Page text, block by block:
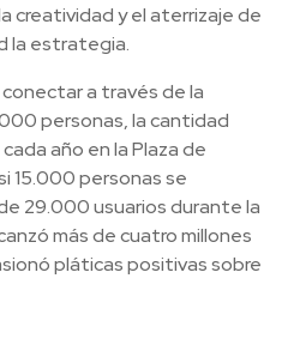
creatividad y el aterrizaje de
la estrategia.
a través de la
personas, la cantidad
año en la Plaza de
15.000 personas se
29.000 usuarios durante la
más de cuatro millones
pláticas positivas sobre